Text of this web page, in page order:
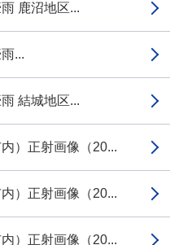
鹿沼地区...
...
結城地区...
）正射画像（20...
）正射画像（20...
）正射画像（20...